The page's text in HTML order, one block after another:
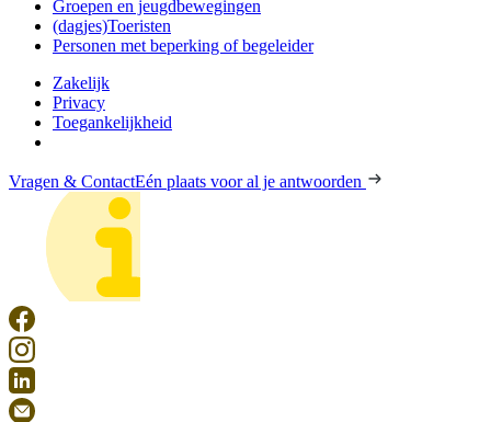
Groepen en jeugdbewegingen
(dagjes)Toeristen
Personen met beperking of begeleider
Zakelijk
Privacy
Toegankelijkheid
Vragen & ContactEén plaats voor al je antwoorden